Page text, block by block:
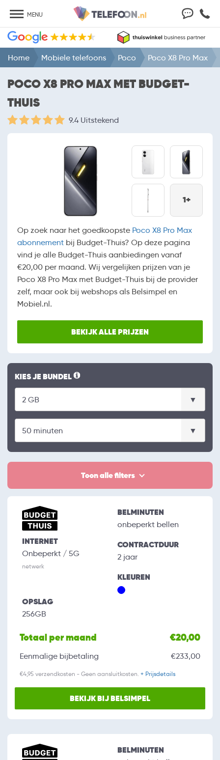
MENU
Home Mobiele telefoons Poco Poco X8 Pro Max
POCO X8 PRO MAX MET BUDGET-
THUIS
9.4 Uitstekend
1+
Op zoek naar het goedkoopste Poco X8 Pro Max
abonnement bij Budget-Thuis? Op deze pagina
vind je alle Budget-Thuis aanbiedingen vanaf
€20,00 per maand. Wij vergelijken prijzen van je
Poco X8 Pro Max met Budget-Thuis bij de provider
zelf, maar ook bij webshops als Belsimpel en
Mobiel.nl.
BEKIJK ALLE PRIJZEN
KIES JE BUNDEL
Toon alle filters
INTERNET
Onbeperkt / 5G
netwerk
BELMINUTEN
onbeperkt bellen
CONTRACTDUUR
2 jaar
KLEUREN
OPSLAG
256GB
Totaal per maand €20,00
Eenmalige bijbetaling €233,00
€4,95 verzendkosten - Geen aansluitkosten. + Prijsdetails
BEKIJK BIJ BELSIMPEL
BELMINUTEN